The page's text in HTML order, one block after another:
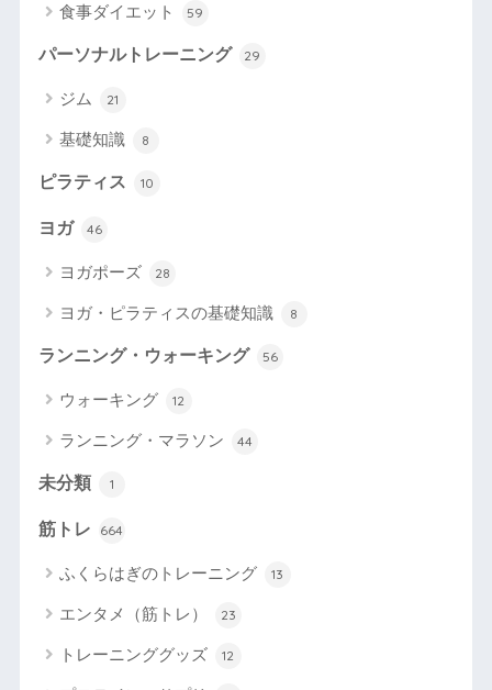
食事ダイエット 59
パーソナルトレーニング 29
ジム 21
基礎知識 8
ピラティス 10
ヨガ 46
ヨガポーズ 28
ヨガ・ピラティスの基礎知識 8
ランニング・ウォーキング 56
ウォーキング 12
ランニング・マラソン 44
未分類 1
筋トレ 664
ふくらはぎのトレーニング 13
エンタメ（筋トレ） 23
トレーニンググッズ 12